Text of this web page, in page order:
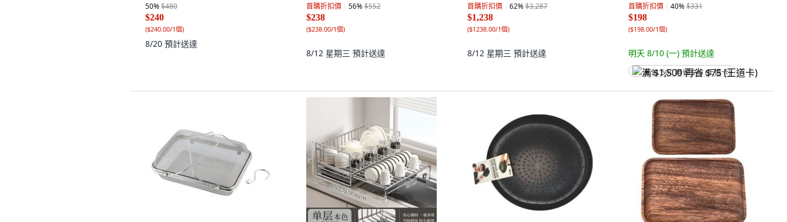
50%$480
$240
($240.00/1個)
8/20 預計送達
首購折扣價 56%$552
$238
($238.00/1個)
8/12 星期三 預計送達
首購折扣價 62%$3,287
$1,238
($1238.00/1個)
8/12 星期三 預計送達
首購折扣價 40%$331
$198
($198.00/1個)
明天 8/10 (一) 預計送達
满 $1,500 再省 $75 (王道卡)